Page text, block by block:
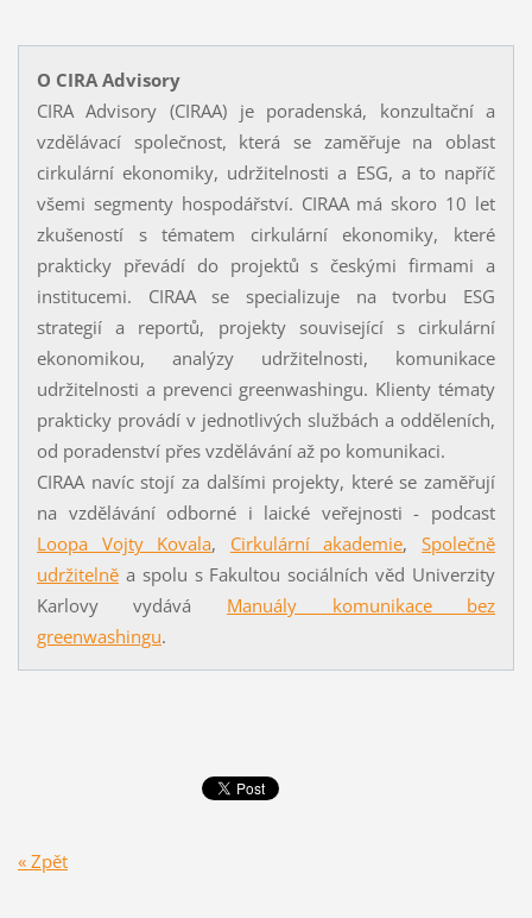
O CIRA Advisory
CIRA Advisory (CIRAA) je poradenská, konzultační a
vzdělávací společnost, která se zaměřuje na oblast
cirkulární ekonomiky, udržitelnosti a ESG, a to napříč
všemi segmenty hospodářství. CIRAA má skoro 10 let
zkušeností s tématem cirkulární ekonomiky, které
prakticky převádí do projektů s českými firmami a
institucemi. CIRAA se specializuje na tvorbu ESG
strategií a reportů, projekty související s cirkulární
ekonomikou, analýzy udržitelnosti, komunikace
udržitelnosti a prevenci greenwashingu. Klienty tématy
prakticky provádí v jednotlivých službách a odděleních,
od poradenství přes vzdělávání až po komunikaci.
CIRAA navíc stojí za dalšími projekty, které se zaměřují
na vzdělávání odborné i laické veřejnosti - podcast
Loopa Vojty Kovala, Cirkulární akademie,Společně
udržitelněa spolu s Fakultou sociálních věd Univerzity
Karlovy vydává Manuály komunikace bez
greenwashingu.
« Zpět